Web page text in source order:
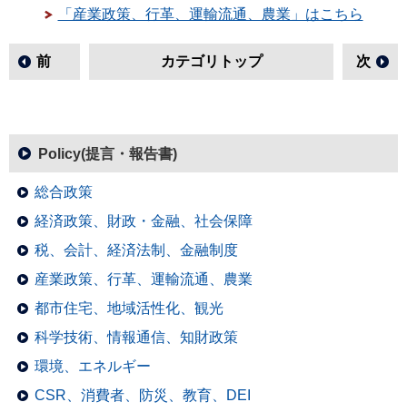
「産業政策、行革、運輸流通、農業」はこちら
前 カテゴリトップ 次
Policy(提言・報告書)
総合政策
経済政策、財政・金融、社会保障
税、会計、経済法制、金融制度
産業政策、行革、運輸流通、農業
都市住宅、地域活性化、観光
科学技術、情報通信、知財政策
環境、エネルギー
CSR、消費者、防災、教育、DEI